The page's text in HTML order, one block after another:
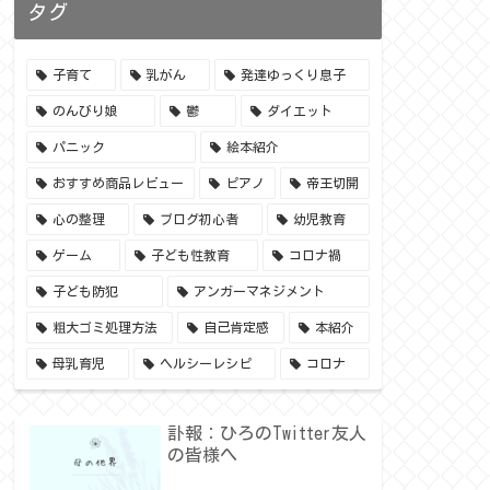
タグ
子育て 乳がん 発達ゆっくり息子
のんびり娘 鬱 ダイエット
パニック 絵本紹介
おすすめ商品レビュー ピアノ 帝王切開
心の整理 ブログ初心者 幼児教育
ゲーム 子ども性教育 コロナ禍
子ども防犯 アンガーマネジメント
粗大ゴミ処理方法 自己肯定感 本紹介
母乳育児 ヘルシーレシピ コロナ
訃報：ひろのTwitter友人
の皆様へ